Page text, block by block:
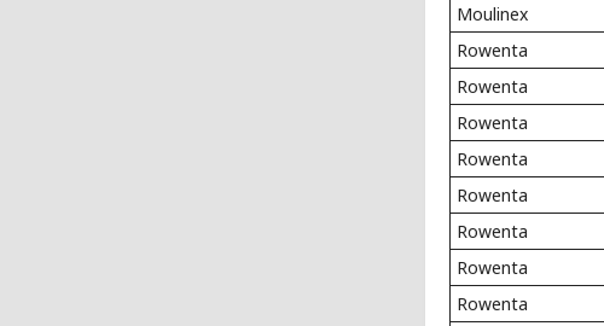
Moulinex
Rowenta
Rowenta
Rowenta
Rowenta
Rowenta
Rowenta
Rowenta
Rowenta